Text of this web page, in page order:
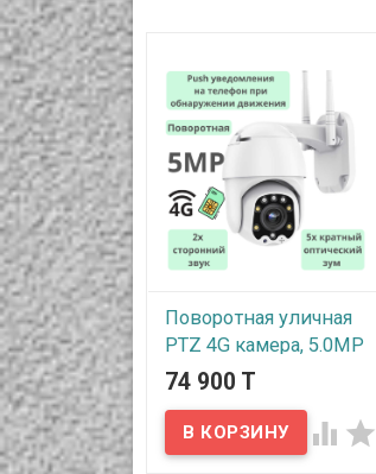
Поворотная уличная
PTZ 4G камера, 5.0MP
+ 5х кратный
вида подсветки,
отслеживание
74 900 T
 